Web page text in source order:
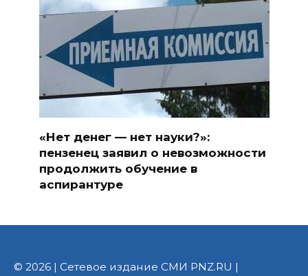
«Нет денег — нет науки?»:
пензенец заявил о невозможности
продолжить обучение в
аспирантуре
© 2026 | Сетевое издание СМИ PNZ.RU |